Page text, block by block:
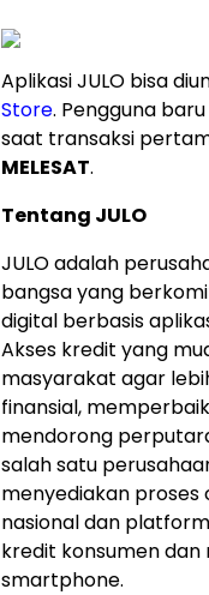
Aplikasi JULO bisa
Store. Pengguna
saat transaksi
MELESAT.
Tentang JULO
JULO adalah
bangsa yang
digital berbasis
Akses kredit yang
masyarakat agar
finansial,
mendorong
salah satu
menyediakan
nasional dan
kredit konsumen
smartphone.